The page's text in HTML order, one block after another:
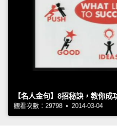
【名人金句】8招秘訣，教你成
觀看次數：29798 • 2014-03-04